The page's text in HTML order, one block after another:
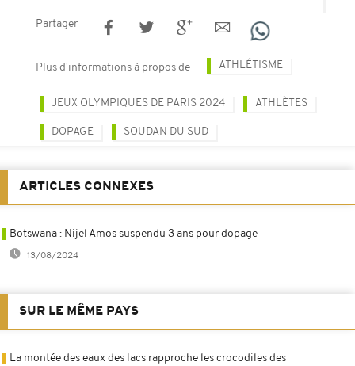
Partager
Plus d'informations à propos de ATHLÉTISME
JEUX OLYMPIQUES DE PARIS 2024 ATHLÈTES
DOPAGE SOUDAN DU SUD
ARTICLES CONNEXES
Botswana : Nijel Amos suspendu 3 ans pour dopage
13/08/2024
SUR LE MÊME PAYS
La montée des eaux des lacs rapproche les crocodiles des